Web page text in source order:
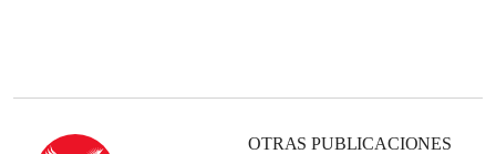
OTRAS PUBLICACIONES